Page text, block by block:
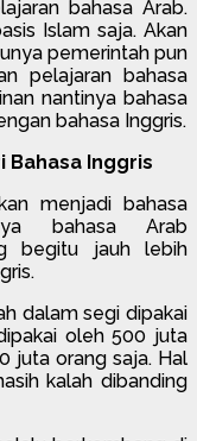
bahasa Arab.
Islam saja. Akan
pemerintah pun
pelajaran bahasa
nantinya bahasa
bahasa Inggris.
Bahasa Inggris
menjadi bahasa
bahasa Arab
begitu jauh lebih
dalam segi dipakai
oleh 500 juta
juta orang saja. Hal
kalah dibanding